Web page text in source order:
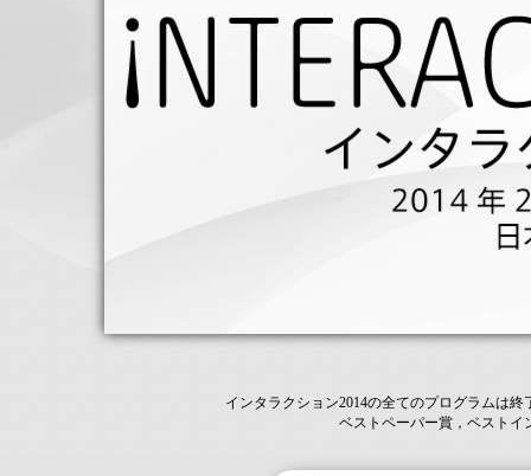
インタラクション2014の全てのプログラムは
ベストペーパー賞，ベストイ